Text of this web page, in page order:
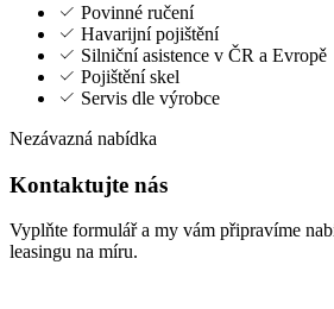
Povinné ručení
Havarijní pojištění
Silniční asistence v ČR a Evropě
Pojištění skel
Servis dle výrobce
Nezávazná nabídka
Kontaktujte nás
Vyplňte formulář a my vám připravíme
leasingu na míru.